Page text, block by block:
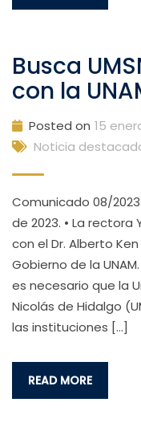
Busca
con la
Posted on 15
Noticia
Comunicado 08/
de 2023. • La
con el Dr. Alberto
Gobierno de la
es necesario que la
Nicolás de Hidalgo
las instituciones […]
READ MORE